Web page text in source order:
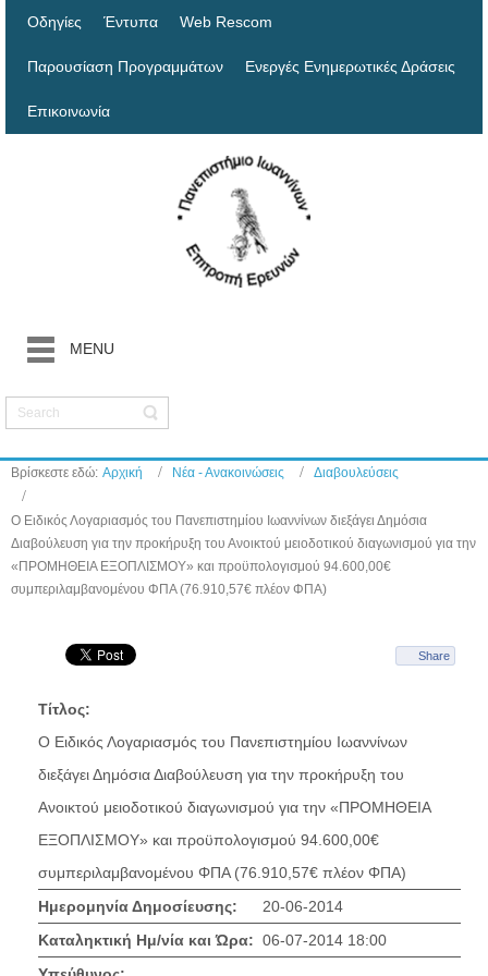
Οδηγίες Έντυπα Web Rescom
Παρουσίαση Προγραμμάτων Ενεργές Ενημερωτικές Δράσεις
Επικοινωνία
MENU
Βρίσκεστε εδώ: Αρχική Νέα - Ανακοινώσεις Διαβουλεύσεις
Ο Ειδικός Λογαριασμός του Πανεπιστημίου Ιωαννίνων διεξάγει Δημόσια
Διαβούλευση για την προκήρυξη του Ανοικτού μειοδοτικού διαγωνισμού για την
«ΠΡΟΜΗΘΕΙΑ ΕΞΟΠΛΙΣΜΟΥ» και προϋπολογισμού 94.600,00€
συμπεριλαμβανομένου ΦΠΑ (76.910,57€ πλέον ΦΠΑ)
Share
Τίτλος:
Ο Ειδικός Λογαριασμός του Πανεπιστημίου Ιωαννίνων
διεξάγει Δημόσια Διαβούλευση για την προκήρυξη του
Ανοικτού μειοδοτικού διαγωνισμού για την «ΠΡΟΜΗΘΕΙΑ
ΕΞΟΠΛΙΣΜΟΥ» και προϋπολογισμού 94.600,00€
συμπεριλαμβανομένου ΦΠΑ (76.910,57€ πλέον ΦΠΑ)
Ημερομηνία Δημοσίευσης:
20-06-2014
Καταληκτική Ημ/νία και Ώρα: 06-07-2014 18:00